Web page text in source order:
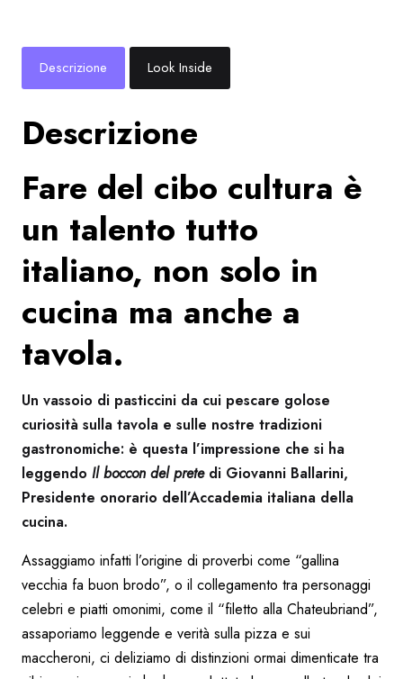
Descrizione Look Inside
Descrizione
Fare del cibo cultura è
un talento tutto
italiano, non solo in
cucina ma anche a
tavola.
Un vassoio di pasticcini da cui pescare golose
curiosità sulla tavola e sulle nostre tradizioni
gastronomiche: è questa l’impressione che si ha
leggendo Il boccon del pretedi Giovanni Ballarini,
Presidente onorario dell’Accademia italiana della
cucina.
Assaggiamo infatti l’origine di proverbi come “gallina
vecchia fa buon brodo”, o il collegamento tra personaggi
celebri e piatti omonimi, come il “filetto alla Chateubriand”,
assaporiamo leggende e verità sulla pizza e sui
maccheroni, ci deliziamo di distinzioni ormai dimenticate tra